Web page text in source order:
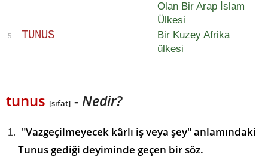
Olan Bir Arap İslam
Ülkesi
5 TUNUS
Bir Kuzey Afrika
ülkesi
tunus [sıfat] -Nedir?
"Vazgeçilmeyecek kârlı iş veya şey" anlamındaki
Tunus gediği deyiminde geçen bir söz.